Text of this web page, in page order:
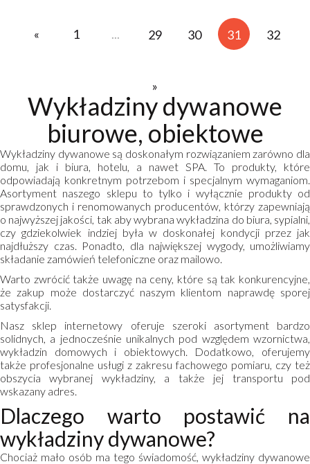
« 1 ... 29 30 31 32
»
Wykładziny dywanowe
biurowe, obiektowe
Wykładziny dywanowe są doskonałym rozwiązaniem zarówno dla
domu, jak i biura, hotelu, a nawet SPA. To produkty, które
odpowiadają konkretnym potrzebom i specjalnym wymaganiom.
Asortyment naszego sklepu to tylko i wyłącznie produkty od
sprawdzonych i renomowanych producentów, którzy zapewniają
o najwyższej jakości, tak aby wybrana wykładzina do biura, sypialni,
czy gdziekolwiek indziej była w doskonałej kondycji przez jak
najdłuższy czas. Ponadto, dla największej wygody, umożliwiamy
składanie zamówień telefoniczne oraz mailowo.
Warto zwrócić także uwagę na ceny, które są tak konkurencyjne,
że zakup może dostarczyć naszym klientom naprawdę sporej
satysfakcji.
Nasz sklep internetowy oferuje szeroki asortyment bardzo
solidnych, a jednocześnie unikalnych pod względem wzornictwa,
wykładzin domowych i obiektowych. Dodatkowo, oferujemy
także profesjonalne usługi z zakresu fachowego pomiaru, czy też
obszycia wybranej wykładziny, a także jej transportu pod
wskazany adres.
Dlaczego warto postawić na
wykładziny dywanowe?
Chociaż mało osób ma tego świadomość, wykładziny dywanowe